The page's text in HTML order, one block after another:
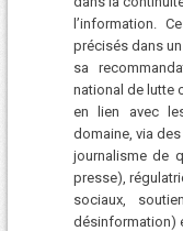
l’information.
précisés dans
sa
national de lutte
en lien avec
domaine, via
journalisme de
presse),
sociaux,
désinformation)